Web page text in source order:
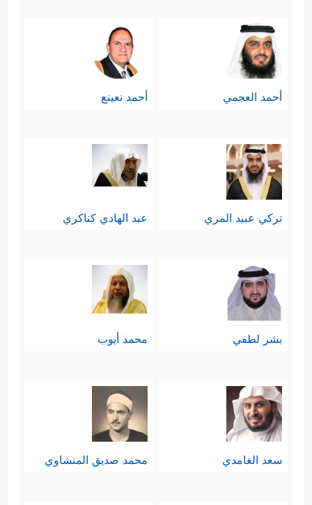
أحمد العجمي أحمد نعينع
تركي عبيد المري عبد الهادي كناكري
بشر لطفي محمد أيوب
سعد الغامدي محمد صديق المنشاوي